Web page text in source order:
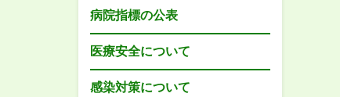
病院指標の公表
医療安全について
感染対策について